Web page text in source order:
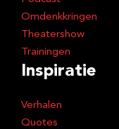
Omdenkkringen
Theatershow
Trainingen
Inspiratie
Verhalen
Quotes